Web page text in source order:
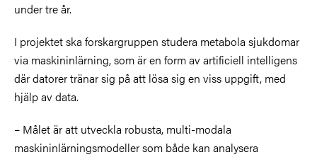
under tre år.
I projektet ska forskargruppen studera metabola sjukdomar
via maskininlärning, som är en form av artificiell intelligens
där datorer tränar sig på att lösa sig en viss uppgift, med
hjälp av data.
– Målet är att utveckla robusta, multi-modala
maskininlärningsmodeller som både kan analysera